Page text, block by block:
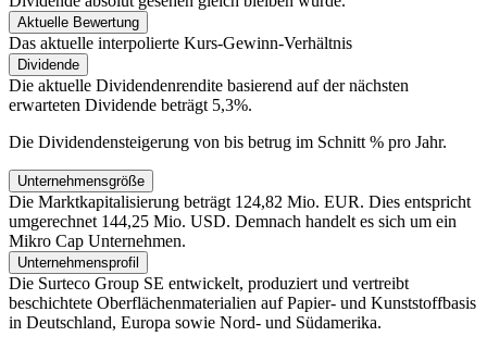
Aktuelle Bewertung
Das aktuelle interpolierte Kurs-Gewinn-Verhältnis
Dividende
Die aktuelle Dividendenrendite basierend auf der nächsten
erwarteten Dividende beträgt 5,3%.
Die Dividendensteigerung von bis betrug im Schnitt % pro Jahr.
Unternehmensgröße
Die Marktkapitalisierung beträgt 124,82 Mio. EUR. Dies entspricht
umgerechnet 144,25 Mio. USD. Demnach handelt es sich um ein
Mikro Cap Unternehmen.
Unternehmensprofil
Die Surteco Group SE entwickelt, produziert und vertreibt
beschichtete Oberflächenmaterialien auf Papier- und Kunststoffbasis
in Deutschland, Europa sowie Nord- und Südamerika.